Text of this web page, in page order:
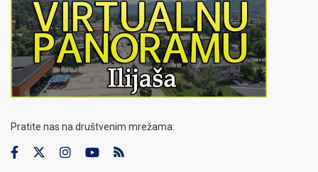
Pratite nas na društvenim mrežama: